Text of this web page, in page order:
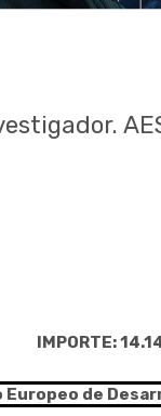
IMPORTE:
de